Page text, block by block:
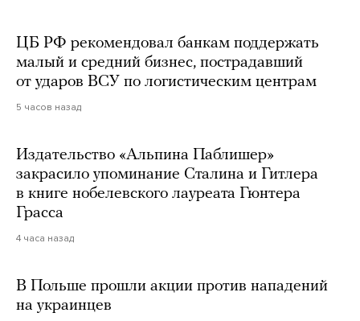
ЦБ РФ рекомендовал банкам поддержать
малый и средний бизнес, пострадавший
от ударов ВСУ по логистическим центрам
5 часов назад
Издательство «Альпина Паблишер»
закрасило упоминание Сталина и Гитлера
в книге нобелевского лауреата Гюнтера
Грасса
4 часа назад
В Польше прошли акции против нападений
на украинцев